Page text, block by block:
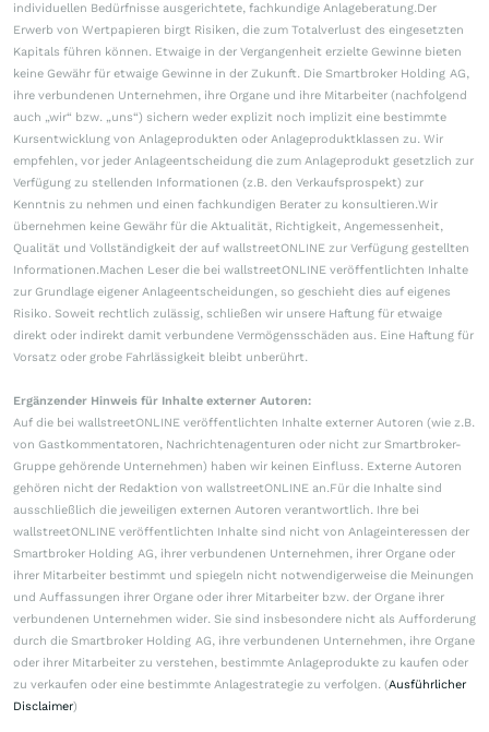
individuellen Bedürfnisse ausgerichtete, fachkundige Anlageberatung.Der
Erwerb von Wertpapieren birgt Risiken, die zum Totalverlust des eingesetzten
Kapitals führen können. Etwaige in der Vergangenheit erzielte Gewinne bieten
keine Gewähr für etwaige Gewinne in der Zukunft. Die Smartbroker Holding AG,
ihre verbundenen Unternehmen, ihre Organe und ihre Mitarbeiter (nachfolgend
auch „wir“ bzw. „uns“) sichern weder explizit noch implizit eine bestimmte
Kursentwicklung von Anlageprodukten oder Anlageproduktklassen zu. Wir
empfehlen, vor jeder Anlageentscheidung die zum Anlageprodukt gesetzlich zur
Verfügung zu stellenden Informationen (z.B. den Verkaufsprospekt) zur
Kenntnis zu nehmen und einen fachkundigen Berater zu konsultieren.Wir
übernehmen keine Gewähr für die Aktualität, Richtigkeit, Angemessenheit,
Qualität und Vollständigkeit der auf wallstreetONLINE zur Verfügung gestellten
Informationen.Machen Leser die bei wallstreetONLINE veröffentlichten Inhalte
zur Grundlage eigener Anlageentscheidungen, so geschieht dies auf eigenes
Risiko. Soweit rechtlich zulässig, schließen wir unsere Haftung für etwaige
direkt oder indirekt damit verbundene Vermögensschäden aus. Eine Haftung für
Vorsatz oder grobe Fahrlässigkeit bleibt unberührt.
Ergänzender Hinweis für Inhalte externer Autoren:
Auf die bei wallstreetONLINE veröffentlichten Inhalte externer Autoren (wie z.B.
von Gastkommentatoren, Nachrichtenagenturen oder nicht zur Smartbroker-
Gruppe gehörende Unternehmen) haben wir keinen Einfluss. Externe Autoren
gehören nicht der Redaktion von wallstreetONLINE an.Für die Inhalte sind
ausschließlich die jeweiligen externen Autoren verantwortlich. Ihre bei
wallstreetONLINE veröffentlichten Inhalte sind nicht von Anlageinteressen der
Smartbroker Holding AG, ihrer verbundenen Unternehmen, ihrer Organe oder
ihrer Mitarbeiter bestimmt und spiegeln nicht notwendigerweise die Meinungen
und Auffassungen ihrer Organe oder ihrer Mitarbeiter bzw. der Organe ihrer
verbundenen Unternehmen wider. Sie sind insbesondere nicht als Aufforderung
durch die Smartbroker Holding AG, ihre verbundenen Unternehmen, ihre Organe
oder ihrer Mitarbeiter zu verstehen, bestimmte Anlageprodukte zu kaufen oder
zu verkaufen oder eine bestimmte Anlagestrategie zu verfolgen. (Ausführlicher
Disclaimer)